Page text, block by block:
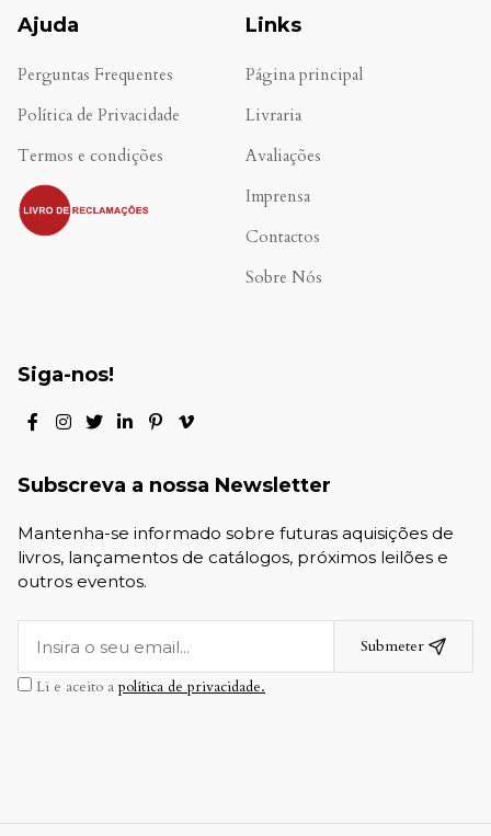
Ajuda
Perguntas Frequentes
Política de Privacidade
Termos e condições
.
Links
Página principal
Livraria
Avaliações
Imprensa
Contactos
Sobre Nós
Siga-nos!
Subscreva a nossa Newsletter
Mantenha-se informado sobre futuras aquisições de
livros, lançamentos de catálogos, próximos leilões e
outros eventos.
Submeter
Li e aceito a política de privacidade.